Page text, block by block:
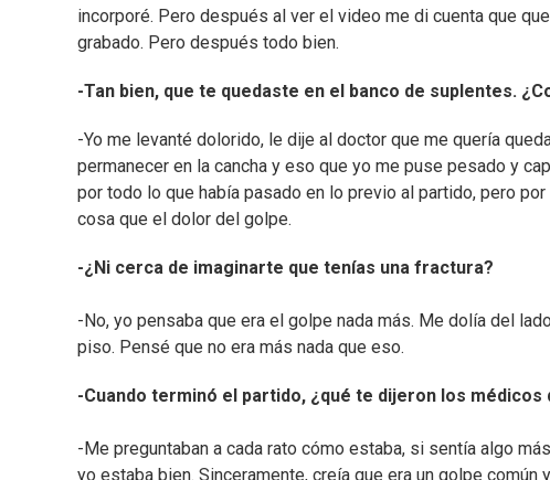
incorporé. Pero después al ver el video me di cuenta que
grabado. Pero después todo bien.
-Tan bien, que te quedaste en el banco de suplentes.
-Yo me levanté dolorido, le dije al doctor que me quería
permanecer en la cancha y eso que yo me puse pesado y
por todo lo que había pasado en lo previo al partido, pero
cosa que el dolor del golpe.
-¿Ni cerca de imaginarte que tenías una fractura?
-No, yo pensaba que era el golpe nada más. Me dolía del
piso. Pensé que no era más nada que eso.
-Cuando terminó el partido, ¿qué te dijeron los médicos
-Me preguntaban a cada rato cómo estaba, si sentía algo
yo estaba bien. Sinceramente, creía que era un golpe común